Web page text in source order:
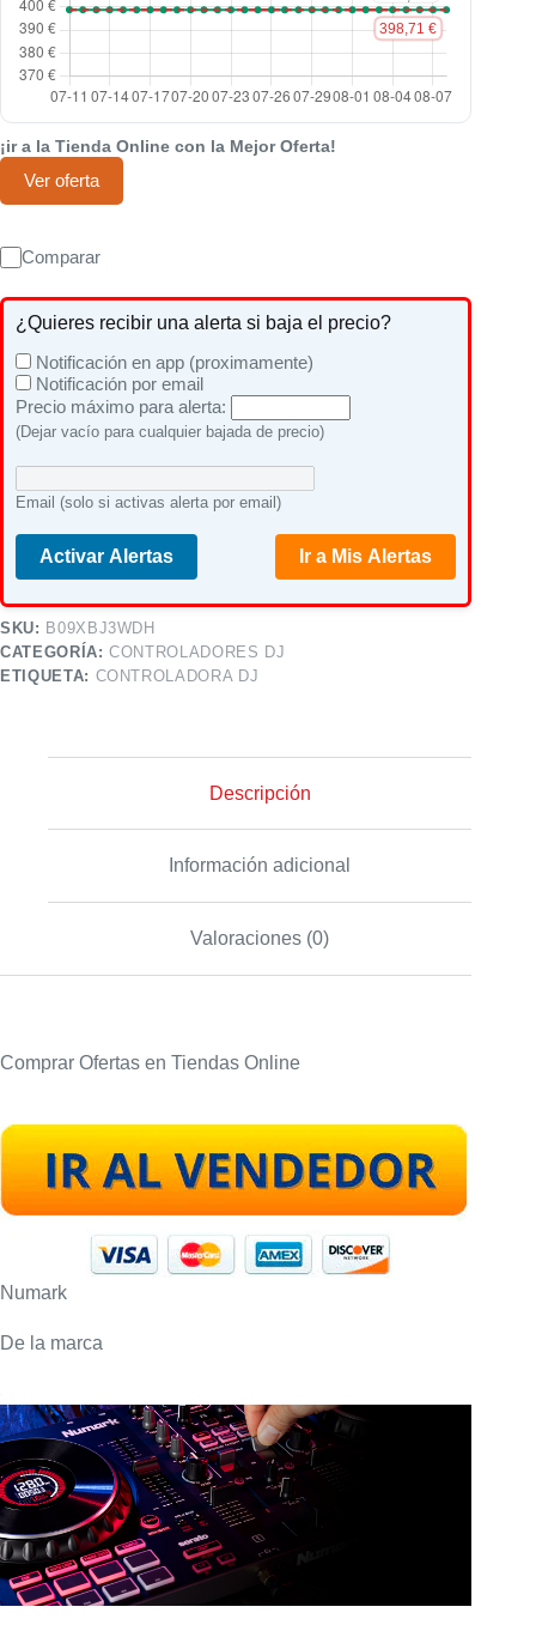
¡ir a la Tienda Online con la Mejor Oferta!
Ver oferta
Comparar
¿Quieres recibir una alerta si baja el precio?
Notificación en app (proximamente)
Notificación por email
Precio máximo para alerta:
(Dejar vacío para cualquier bajada de precio)
Email (solo si activas alerta por email)
Activar Alertas Ir a Mis Alertas
SKU: B09XBJ3WDH
CATEGORÍA:CONTROLADORES DJ
ETIQUETA: CONTROLADORA DJ
Descripción
Información adicional
Valoraciones (0)
Comprar Ofertas en Tiendas Online
Numark
De la marca